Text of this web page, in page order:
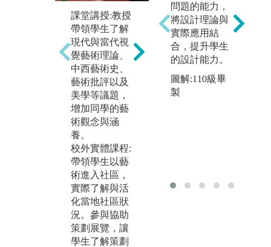
課堂講授:教授
帶領學生了解
現代與當代視
覺藝術理論、
中西藝術史、
藝術批評以及
美學等議題，
增加同學的藝
術觀念與涵
養。
校外實體課程:
帶領學生以藝
術進入社區，
實際了解與活
化當地社區狀
況。參與協助
策劃展覽，讓
學生了解策劃
術科實作教學:
教授透過課堂
實際示範操
作，及課程中
的作業，讓同
學在課堂上實
具備美術創作
問題的能力，
將設計理論與
實際應用結
合，提升學生
的設計能力。
圖解:110級畢
製